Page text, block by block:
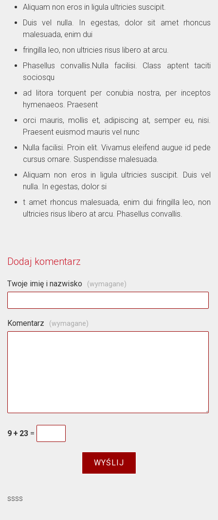
Aliquam non eros in ligula ultricies suscipit.
Duis vel nulla. In egestas, dolor sit amet rhoncus
malesuada, enim dui
fringilla leo, non ultricies risus libero at arcu.
Phasellus convallis.Nulla facilisi. Class aptent taciti
sociosqu
ad litora torquent per conubia nostra, per inceptos
hymenaeos. Praesent
orci mauris, mollis et, adipiscing at, semper eu, nisi.
Praesent euismod mauris vel nunc
Nulla facilisi. Proin elit. Vivamus eleifend augue id pede
cursus ornare. Suspendisse malesuada.
Aliquam non eros in ligula ultricies suscipit. Duis vel
nulla. In egestas, dolor si
t amet rhoncus malesuada, enim dui fringilla leo, non
ultricies risus libero at arcu. Phasellus convallis.
Dodaj komentarz
Twoje imię i nazwisko (wymagane)
Komentarz (wymagane)
9 + 23 =
ssss